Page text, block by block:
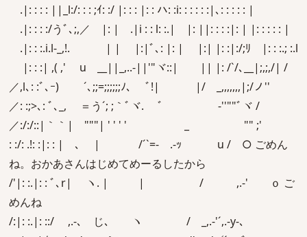
.|: : : : ||_l:/: : : ;ｲ: :/ |: : : |: : ハ: :i: : : : : :|､: : : : : |
.|: : : :/うﾞ､;,／ |: | .|i : : l: :.| |: ||: : : :|: | |: : : : : |
.|: : :.i.l-_,!. | | |:|ﾞ､: |: | |:| |: :|:/;ﾘ |: : :.; :.l
|: : :| ,( ,' u __||_,..-||'"ヾ::| || |: /`/､__|;,;,/| /
／,l､: :ﾞ､ｰ) ´､;;=;;;;;;ﾉ､ ﾞ!| |/ _,,,,,,,|;/ノ''
／: :;>､: ﾞ､_, ＝う´; ;｀ﾞヾ. ﾞ -''""ﾞヾ /
／:/:/::|｀｀| """| ' ' ' ' _ "" ;'
: :/: .!: :|: : | ､ | /´`=- .-ｯ u / ○ ごめん
ね。おかあさんはじめてめーるしたから
/'|: :.|: : ﾞ､r| ヽ. | | / ,.-' ｏ ご
めんね
/:|: :.|: ::/ ,.-､ じ､ ヽ / _,.-'´,.-y-､